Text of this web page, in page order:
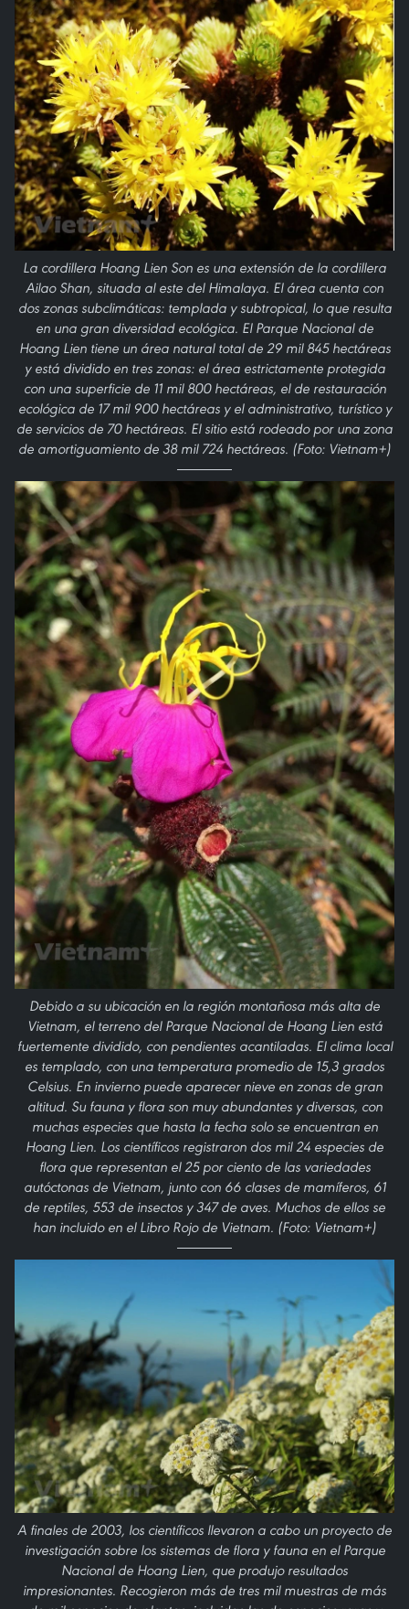
La cordillera Hoang Lien Son es una extensión de la cordillera
Ailao Shan, situada al este del Himalaya. El área cuenta con
dos zonas subclimáticas: templada y subtropical, lo que resulta
en una gran diversidad ecológica. El Parque Nacional de
Hoang Lien tiene un área natural total de 29 mil 845 hectáreas
y está dividido en tres zonas: el área estrictamente protegida
con una superficie de 11 mil 800 hectáreas, el de restauración
ecológica de 17 mil 900 hectáreas y el administrativo, turístico y
de servicios de 70 hectáreas. El sitio está rodeado por una zona
de amortiguamiento de 38 mil 724 hectáreas. (Foto: Vietnam+)
Debido a su ubicación en la región montañosa más alta de
Vietnam, el terreno del Parque Nacional de Hoang Lien está
fuertemente dividido, con pendientes acantiladas. El clima local
es templado, con una temperatura promedio de 15,3 grados
Celsius. En invierno puede aparecer nieve en zonas de gran
altitud. Su fauna y flora son muy abundantes y diversas, con
muchas especies que hasta la fecha solo se encuentran en
Hoang Lien. Los científicos registraron dos mil 24 especies de
flora que representan el 25 por ciento de las variedades
autóctonas de Vietnam, junto con 66 clases de mamíferos, 61
de reptiles, 553 de insectos y 347 de aves. Muchos de ellos se
han incluido en el Libro Rojo de Vietnam. (Foto: Vietnam+)
A finales de 2003, los científicos llevaron a cabo un proyecto de
investigación sobre los sistemas de flora y fauna en el Parque
Nacional de Hoang Lien, que produjo resultados
impresionantes. Recogieron más de tres mil muestras de más